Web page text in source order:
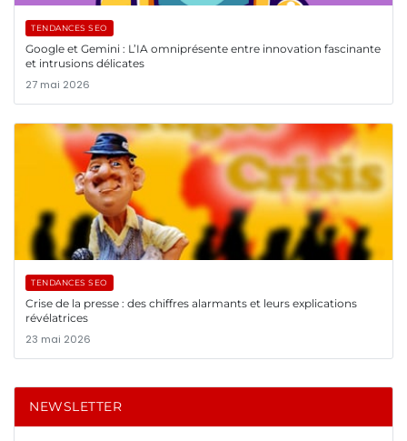
TENDANCES SEO
Google et Gemini : L’IA omniprésente entre innovation fascinante
et intrusions délicates
27 mai 2026
TENDANCES SEO
Crise de la presse : des chiffres alarmants et leurs explications
révélatrices
23 mai 2026
NEWSLETTER